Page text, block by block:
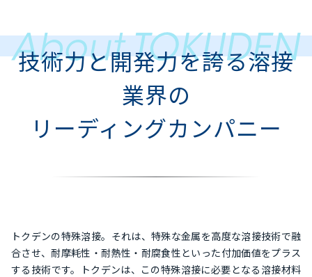
技術力と開発力を誇る溶接
業界の
リーディングカンパニー
トクデンの特殊溶接。それは、特殊な金属を高度な溶接技術で融
合させ、耐摩耗性・耐熱性・耐腐食性といった付加価値をプラス
する技術です。トクデンは、この特殊溶接に必要となる溶接材料